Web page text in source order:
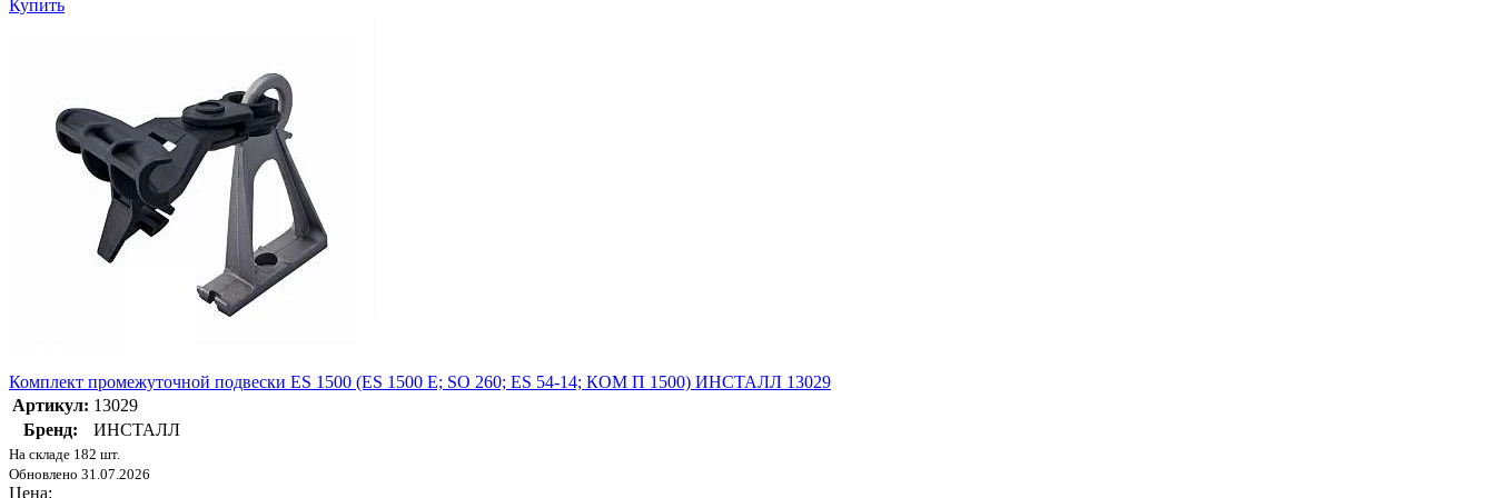
Купить
Комплект промежуточной подвески ES 1500 (ES 1500 E; SO 260; ES 54-14; КОМ П 1500) ИНСТАЛЛ 13029
Артикул: 13029
Бренд:
ИНСТАЛЛ
На складе 182 шт.
Обновлено 31.07.2026
Цена: